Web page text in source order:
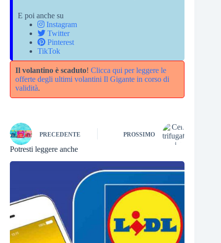
E poi anche su
Instagram
Twitter
Pinterest
TikTok
Il volantino è scaduto! Clicca qui per leggere le
offerte degli ultimi volantini Il Gigante in corso di
validità.
PRECEDENTE PROSSIMO
Potresti leggere anche